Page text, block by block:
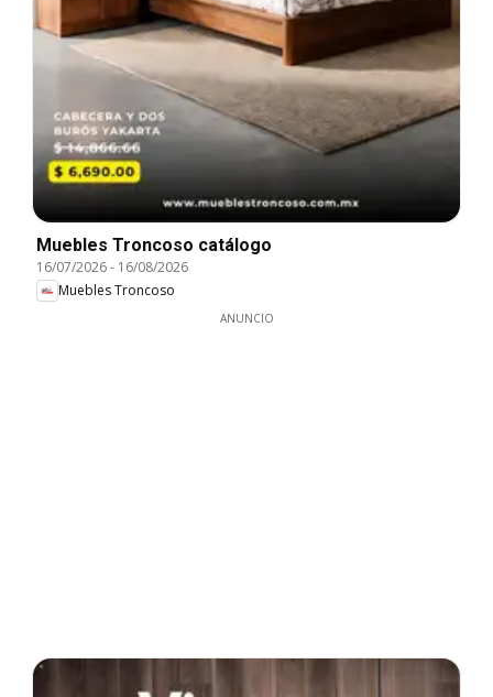
Muebles Troncoso catálogo
16/07/2026- 16/08/2026
Muebles Troncoso
ANUNCIO